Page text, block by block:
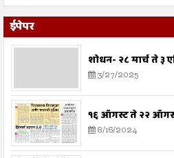
ईपेपर
शोधन- २८ मार्च ते ३
3/27/2025
१६ ऑगस्ट ते २२
8/16/2024